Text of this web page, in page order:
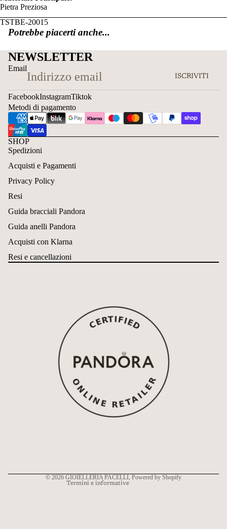
Pietra Preziosa
TSTBE-20015
Potrebbe piacerti anche...
NEWSLETTER
Email
ISCRIVITI
FacebookInstagramTiktok
Metodi di pagamento
SHOP
Spedizioni
Acquisti e Pagamenti
Privacy Policy
Resi
Guida bracciali Pandora
Guida anelli Pandora
Acquisti con Klarna
Resi e cancellazioni
© 2026 GIOIELLERIA PACELLI , Powered by Shopify
Termini e informative
Informativa sui rimborsi